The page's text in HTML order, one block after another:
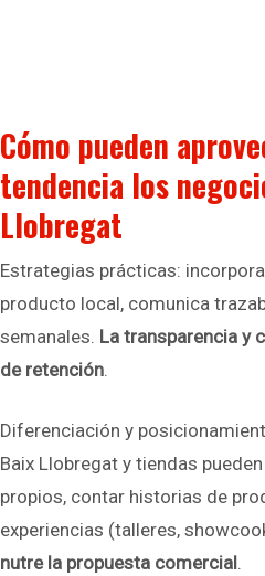
Cómo pueden
tendencia los
Llobregat
Estrategias prácticas:
producto local, comunica
semanales. La transparencia y
de retención.
Diferenciación y
Baix Llobregat y tiendas
propios, contar historias de
experiencias (talleres,
nutre la propuesta comercial.